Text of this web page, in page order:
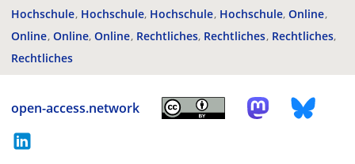
Hochschule Hochschule Hochschule Hochschule Online
Online Online Online Rechtliches Rechtliches Rechtliches
Rechtliches
open-access.network